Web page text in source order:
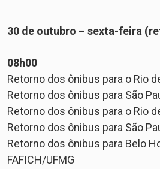
30 de outubro – sexta-feira
08h00
Retorno dos ônibus para o Rio
Retorno dos ônibus para São
Retorno dos ônibus para o Rio
Retorno dos ônibus para São
Retorno dos ônibus para Belo
FAFICH/UFMG